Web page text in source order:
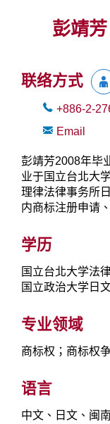
彭靖
联络方式
+886-2-
Email
彭靖芳2008年毕
业于国立台北大
理律法律事务所
内商标注册申请
学历
国立台北大学法
国立政治大学日
专业领域
商标权；商标权
语言
中文、日文、闽